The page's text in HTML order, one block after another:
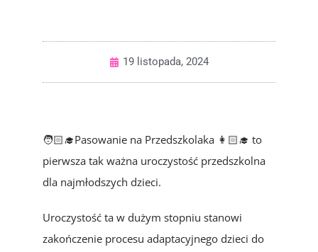
19 listopada, 2024
🧑🏻‍🎓Pasowanie na Przedszkolaka 👩🏻‍🎓 to
pierwsza tak ważna uroczystość przedszkolna
dla najmłodszych dzieci.
Uroczystość ta w dużym stopniu stanowi
zakończenie procesu adaptacyjnego dzieci do